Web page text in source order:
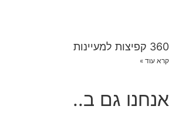
360 קפיצות למעיינות
קרא עוד »
אנחנו גם ב..